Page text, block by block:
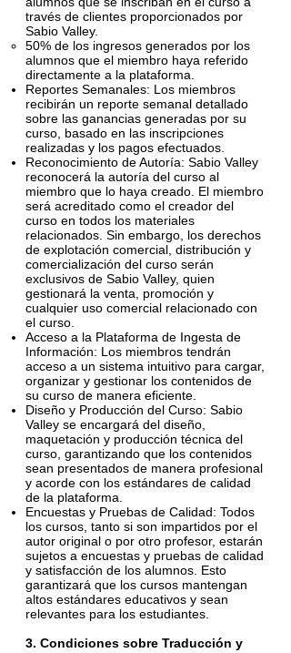
través de clientes proporcionados por
Sabio Valley.
50% de los ingresos generados por los
alumnos que el miembro haya referido
directamente a la plataforma.
Reportes Semanales: Los miembros
recibirán un reporte semanal detallado
sobre las ganancias generadas por su
curso, basado en las inscripciones
realizadas y los pagos efectuados.
Reconocimiento de Autoría: Sabio Valley
reconocerá la autoría del curso al
miembro que lo haya creado. El miembro
será acreditado como el creador del
curso en todos los materiales
relacionados. Sin embargo, los derechos
de explotación comercial, distribución y
comercialización del curso serán
exclusivos de Sabio Valley, quien
gestionará la venta, promoción y
cualquier uso comercial relacionado con
el curso.
Acceso a la Plataforma de Ingesta de
Información: Los miembros tendrán
acceso a un sistema intuitivo para cargar,
organizar y gestionar los contenidos de
su curso de manera eficiente.
Diseño y Producción del Curso: Sabio
Valley se encargará del diseño,
maquetación y producción técnica del
curso, garantizando que los contenidos
sean presentados de manera profesional
y acorde con los estándares de calidad
de la plataforma.
Encuestas y Pruebas de Calidad: Todos
los cursos, tanto si son impartidos por el
autor original o por otro profesor, estarán
sujetos a encuestas y pruebas de calidad
y satisfacción de los alumnos. Esto
garantizará que los cursos mantengan
altos estándares educativos y sean
relevantes para los estudiantes.
3. Condiciones sobre Traducción y